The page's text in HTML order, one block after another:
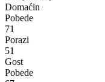
Domaćin
Pobede
71
Porazi
51
Gost
Pobede